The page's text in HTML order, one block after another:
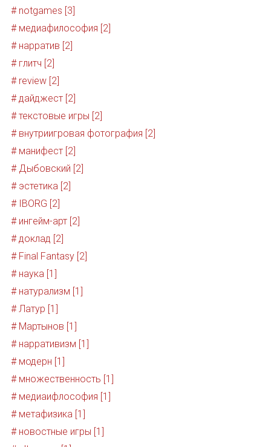
# notgames [3]
# медиафилософия [2]
# нарратив [2]
# глитч [2]
# review [2]
# дайджест [2]
# текстовые игры [2]
# внутриигровая фотография [2]
# манифест [2]
# Дыбовский [2]
# эстетика [2]
# IBORG [2]
# ингейм-арт [2]
# доклад [2]
# Final Fantasy [2]
# наука [1]
# натурализм [1]
# Латур [1]
# Мартынов [1]
# нарративизм [1]
# модерн [1]
# множественность [1]
# медиаифлософия [1]
# метафизика [1]
# новостные игры [1]